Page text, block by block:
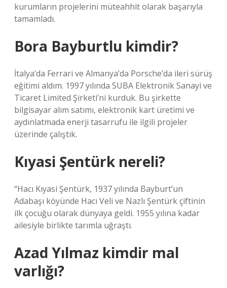
kurumların projelerini müteahhit olarak başarıyla
tamamladı.
Bora Bayburtlu kimdir?
İtalya’da Ferrari ve Almanya’da Porsche’da ileri sürüş
eğitimi aldım. 1997 yılında SUBA Elektronik Sanayi ve
Ticaret Limited Şirketi’ni kurduk. Bu şirkette
bilgisayar alım satımı, elektronik kart üretimi ve
aydınlatmada enerji tasarrufu ile ilgili projeler
üzerinde çalıştık.
Kıyasi Şentürk nereli?
“Hacı Kıyasi Şentürk, 1937 yılında Bayburt’un
Adabaşı köyünde Hacı Veli ve Nazlı Şentürk çiftinin
ilk çocuğu olarak dünyaya geldi. 1955 yılına kadar
ailesiyle birlikte tarımla uğraştı.
Azad Yılmaz kimdir mal
varlığı?